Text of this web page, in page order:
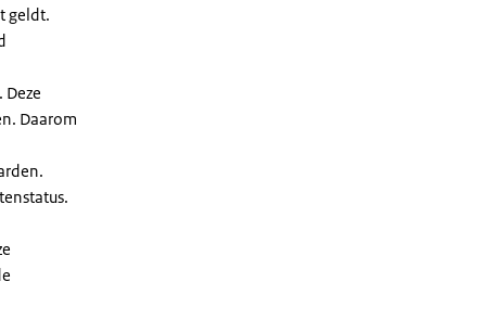
geldt.
Daarom